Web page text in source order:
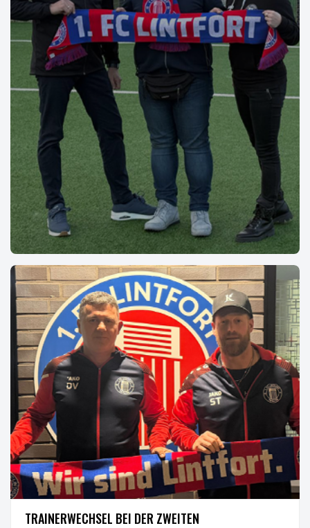
BUSINESS
FREENET WIRD PREMIUM-SPONSOR
Der Freenet-Shop aus Kamp-Lintfort wird neuer Premium-
Sponsor ..
TRAINERWECHSEL BEI DER ZWEITEN